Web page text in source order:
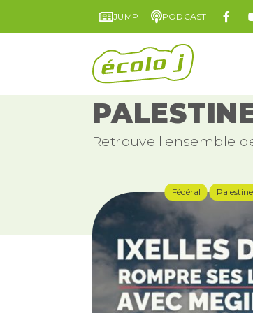
JUMP PODCAST
Retrouve l'ensemble
Fédéral Palestine